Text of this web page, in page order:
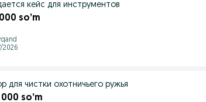
кейс для инструментов
so’m
2026
для чистки охотничьего ружья
so’m